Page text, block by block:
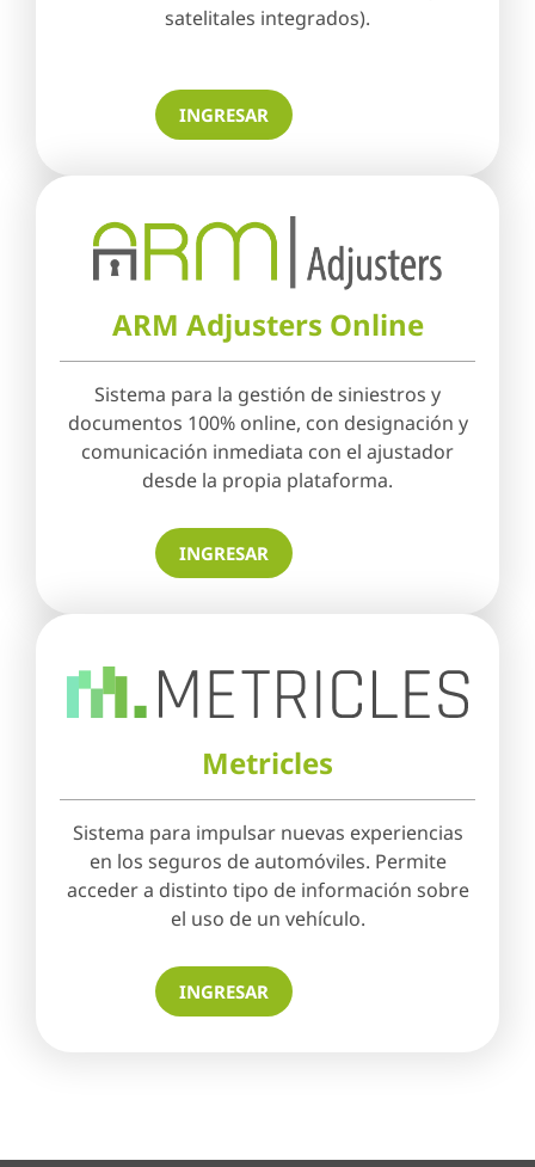
satelitales integrados).
INGRESAR
ARM Adjusters Online
Sistema para la gestión de siniestros y
documentos 100% online, con designación y
comunicación inmediata con el ajustador
desde la propia plataforma.
INGRESAR
Metricles
Sistema para impulsar nuevas experiencias
en los seguros de automóviles. Permite
acceder a distinto tipo de información sobre
el uso de un vehículo.
INGRESAR